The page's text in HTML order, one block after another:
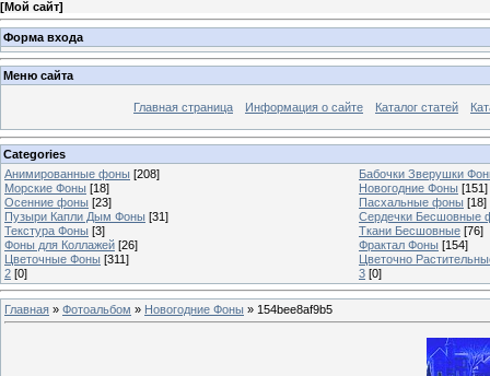
[Мой сайт]
Форма входа
Меню сайта
Главная страница Информация о сайте Каталог статей
Categories
Анимированные фоны [208]
Бабочки Зверушки
Морские Фоны [18] Новогодние Фоны [151]
Осенние фоны [23] Пасхальные фоны [18]
Пузыри Капли Дым Фоны [31]
Сердечки Бесшовные
Текстура Фоны [3] Ткани Бесшовные [76]
Фоны для Коллажей [26] Фрактал Фоны [154]
Цветочные Фоны [311]
Цветочно
2 [0] 3 [0]
Главная » Фотоальбом » Новогодние Фоны » 154bee8af9b5